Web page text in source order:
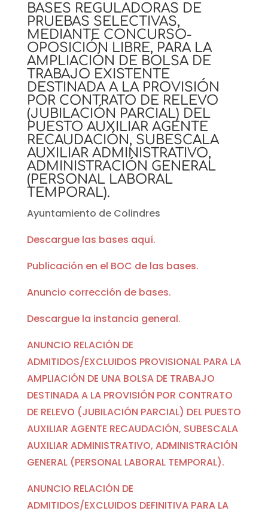
BASES REGULADORAS DE
PRUEBAS SELECTIVAS,
MEDIANTE CONCURSO-
OPOSICIÓN LIBRE, PARA LA
AMPLIACIÓN DE BOLSA DE
TRABAJO EXISTENTE
DESTINADA A LA PROVISIÓN
POR CONTRATO DE RELEVO
(JUBILACIÓN PARCIAL) DEL
PUESTO AUXILIAR AGENTE
RECAUDACIÓN, SUBESCALA
AUXILIAR ADMINISTRATIVO,
ADMINISTRACIÓN GENERAL
(PERSONAL LABORAL
TEMPORAL).
Ayuntamiento de Colindres
Descargue las bases aquí.
Publicación en el BOC de las bases.
Anuncio corrección de bases.
Descargue la instancia general.
ANUNCIO RELACIÓN DE
ADMITIDOS/EXCLUIDOS PROVISIONAL PARA LA
AMPLIACIÓN DE UNA BOLSA DE TRABAJO
DESTINADA A LA PROVISIÓN POR CONTRATO
DE RELEVO (JUBILACIÓN PARCIAL) DEL PUESTO
AUXILIAR AGENTE RECAUDACIÓN, SUBESCALA
AUXILIAR ADMINISTRATIVO, ADMINISTRACIÓN
GENERAL (PERSONAL LABORAL TEMPORAL).
ANUNCIO RELACIÓN DE
ADMITIDOS/EXCLUIDOS DEFINITIVA PARA LA